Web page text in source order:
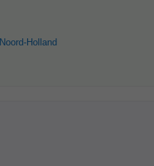
Noord-Holland